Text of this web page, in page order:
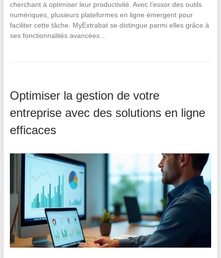
cherchant à optimiser leur productivité. Avec l’essor des outils
numériques, plusieurs plateformes en ligne émergent pour
faciliter cette tâche. MyExtrabat se distingue parmi elles grâce à
ses fonctionnalités avancées…
Optimiser la gestion de votre
entreprise avec des solutions en ligne
efficaces